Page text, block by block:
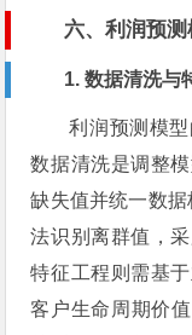
六、利润预
1. 数据清洗与
利润预测模
数据清洗是调整
缺失值并统一数
法识别离群值，
特征工程则需基
客户生命周期价